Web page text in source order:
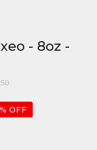
- 8oz -